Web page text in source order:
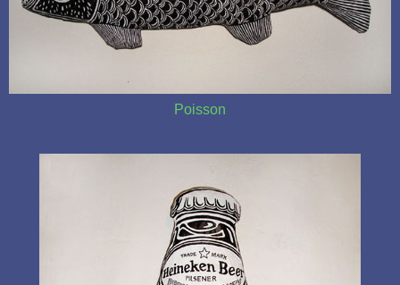
Poisson